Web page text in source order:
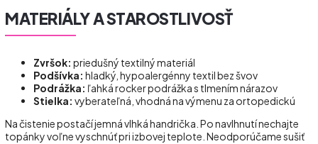
MATERIÁLY A STAROSTLIVOSŤ
Zvršok: priedušný textilný materiál
Podšívka: hladký, hypoalergénny textil bez švov
Podrážka: ľahká rocker podrážka s tlmením nárazov
Stielka: vyberateľná, vhodná na výmenu za ortopedickú
Na čistenie postačí jemná vlhká handrička. Po navlhnutí nechajte
topánky voľne vyschnúť pri izbovej teplote. Neodporúčame sušiť